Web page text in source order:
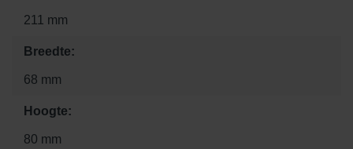
211 mm
Breedte:
68 mm
Hoogte:
80 mm